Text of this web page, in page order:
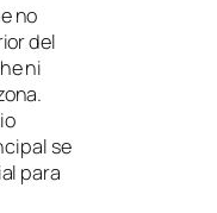
no
del
ni
se
para